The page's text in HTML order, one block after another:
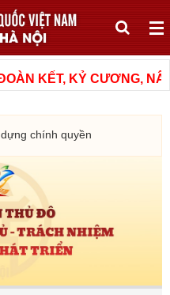
KẾT, KỶ CƯƠNG,
chính quyền